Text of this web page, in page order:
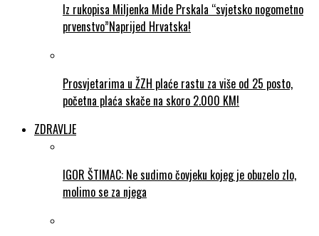
Iz rukopisa Miljenka Mide Prskala “svjetsko nogometno
prvenstvo”Naprijed Hrvatska!
Prosvjetarima u ŽZH plaće rastu za više od 25 posto,
početna plaća skače na skoro 2.000 KM!
ZDRAVLJE
IGOR ŠTIMAC: Ne sudimo čovjeku kojeg je obuzelo zlo,
molimo se za njega